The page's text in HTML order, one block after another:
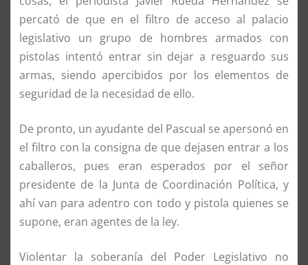
percató de que en el filtro de acceso al palacio
legislativo un grupo de hombres armados con
pistolas intentó entrar sin dejar a resguardo sus
armas, siendo apercibidos por los elementos de
seguridad de la necesidad de ello.
De pronto, un ayudante del Pascual se apersonó en
el filtro con la consigna de que dejasen entrar a los
caballeros, pues eran esperados por el señor
presidente de la Junta de Coordinación Política, y
ahí van para adentro con todo y pistola quienes se
supone, eran agentes de la ley.
Violentar la soberanía del Poder Legislativo no